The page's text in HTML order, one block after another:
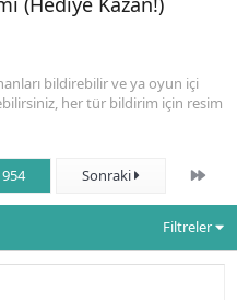
bildirebilir ve ya oyun içi
her tür bildirim için resim
Sonraki Son
Filtreler